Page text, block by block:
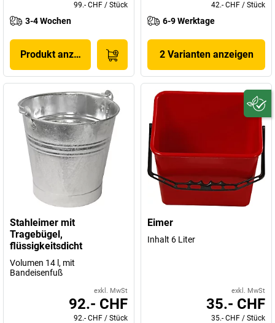
99.- CHF / Stück
3-4 Wochen
Produkt anzeigen
42.- CHF / Stück
6-9 Werktage
2 Varianten anzeigen
Stahleimer mit
Tragebügel,
flüssigkeitsdicht
Volumen 14 l, mit
Bandeisenfuß
exkl. MwSt
92.- CHF
92.- CHF / Stück
Eimer
Inhalt 6 Liter
exkl. MwSt
35.- CHF
35.- CHF / Stück